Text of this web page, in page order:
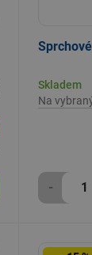
Skladem
Na
-